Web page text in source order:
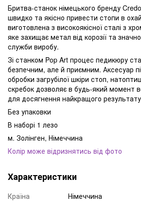
Бритва-станок німецького бренду
швидко та якісно привести стопи в
виготовлена з високоякісної сталі з
яке захищає метал від корозії та
служби виробу.
Зі станком Pop Art процес педикюру
безпечним, але й приємним. Аксесуар
обробки загрубілої шкіри стоп,
скребок дозволяє в будь-який момент
для досягнення найкращого
Без упаковки
В наборі 1 лезо
м. Золінген, Німеччина
Колір може відризнятись від фото
Характеристики
Країна Німеччина